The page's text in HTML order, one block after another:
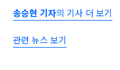
송승현 기자의 기사 더 보기
관련 뉴스 보기